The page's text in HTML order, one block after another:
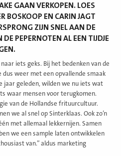
GAAN VERKOPEN. LOES
BOSKOOP EN CARIN JAGT
ZIJN SNEL AAN DE
PEPERNOTEN AL EEN TIJDJE
iets geks. Bij het bedenken van de
weer met een opvallende smaak
jaar geleden, wilden we nu iets wat
waar mensen voor terugkomen.
van de Hollandse frituurcultuur.
we al snel op Sinterklaas. Ook zo’n
met allemaal lekkernijen. Samen
we een sample laten ontwikkelen
van.” aldus marketing